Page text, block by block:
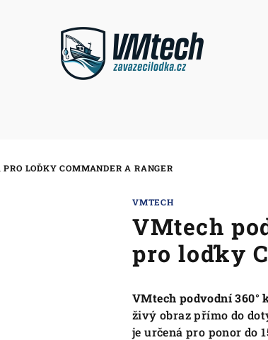
LOĎKY COMMANDER A RANGER
VMTECH
VMtech
pro loďky
VMtech podvodní 360°
živý obraz přímo do
je určená pro ponor do